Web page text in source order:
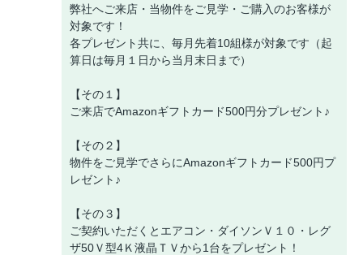
弊社へご来店・当物件をご見学・ご購入のお客様が
対象です！
各プレゼント共に、毎月先着10組様が対象です（起
算日は毎月１日から当月末日まで）
【その１】
ご来店でAmazonギフトカード500円分プレゼント♪
【その２】
物件をご見学でさらにAmazonギフトカード500円プ
レゼント♪
【その３】
ご契約いただくとエアコン・ダイソンＶ１０・レグ
ザ50Ｖ型4Ｋ液晶ＴＶから1台をプレゼント！